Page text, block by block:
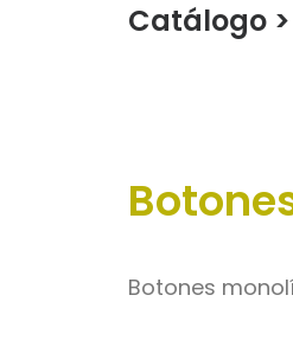
Catálogo >
Botones